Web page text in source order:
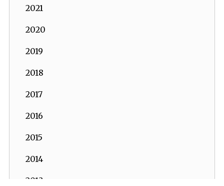
2021
2020
2019
2018
2017
2016
2015
2014
2013